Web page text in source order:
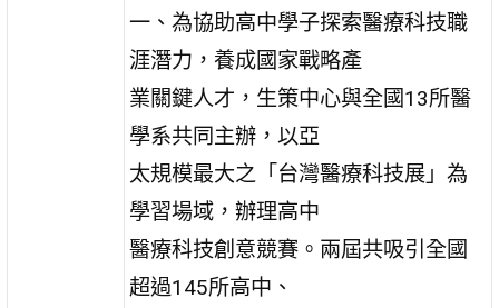
一、為協助高中學子探索醫療科技職
涯潛力，養成國家戰略產
業關鍵人才，生策中心與全國13所醫
學系共同主辦，以亞
太規模最大之「台灣醫療科技展」為
學習場域，辦理高中
醫療科技創意競賽。兩屆共吸引全國
超過145所高中、